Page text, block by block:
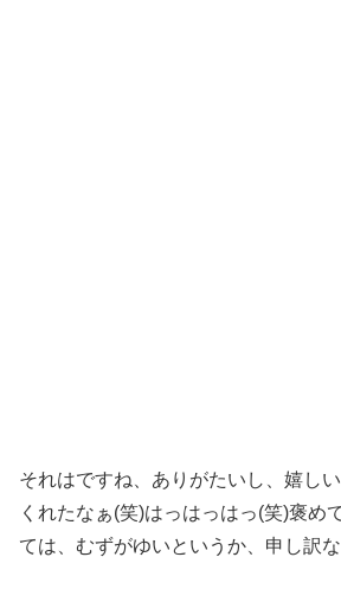
それはですね、ありがたいし、嬉し
くれたなぁ(笑)はっはっはっ(笑)褒め
ては、むずがゆいというか、申し訳